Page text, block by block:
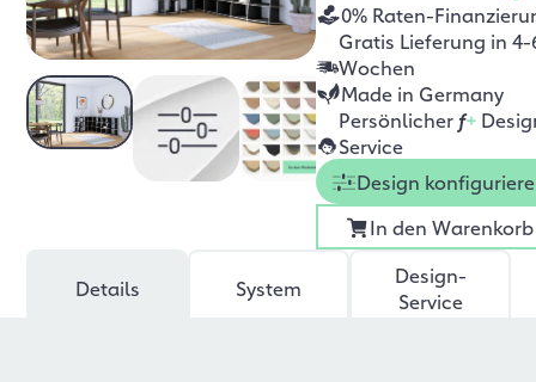
0% Raten-
Gratis Lieferung in 4-
Wochen
Made in Germany
Persönlicher f+
Service
Design
In den Warenkorb
Details System
Design-
Service